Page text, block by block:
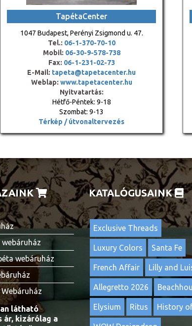
TapétaCenter
1047 Budapest, Perényi Zsigmond u. 47.
Tel.: 06-1-370-70-10
Mobil: 06-30-9-578-738
Fax: 06-1-231-02-73
E-Mail: tapeta@tapetacenter.hu
Weblap: www.tapetacenter.hu
Nyitvatartás:
Hétfő-Péntek: 9-18
Szombat: 9-13
Térkép / útvonaltervezés
webáruház
látható
ár, kizárólag a
KATALÓGUSAINK
Exclusive Threads
Luxury Colors Santa Fe
French Affair Lilly and
Allegretto 2026
Elysium Ritus History